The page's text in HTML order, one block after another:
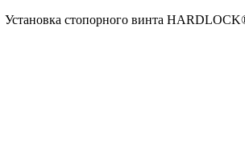
Установка стопорного винта